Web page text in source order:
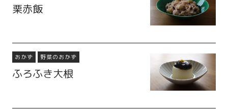
栗赤飯
おかず 野菜のおかず
ふろふき大根